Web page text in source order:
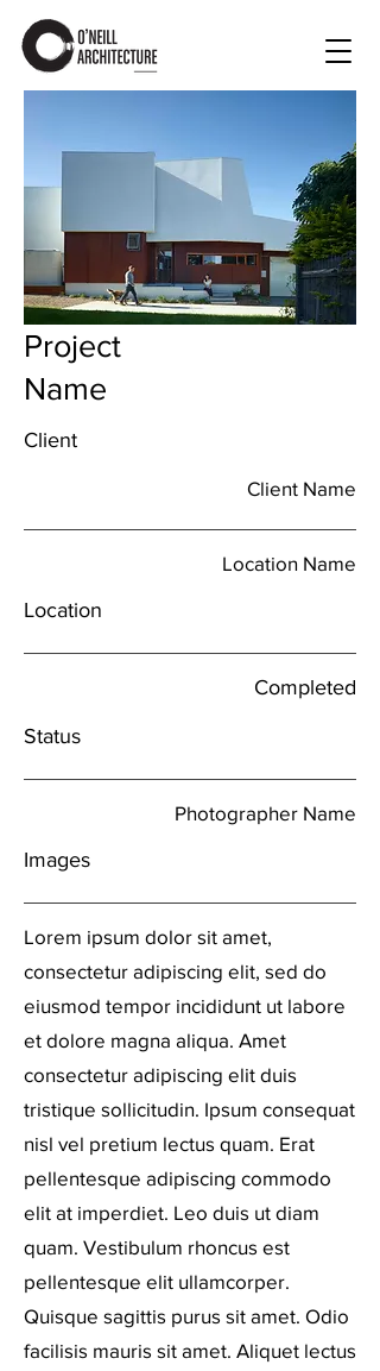
Project
Name
Client
Client Name
Location Name
Location
Completed
Status
Photographer Name
Images
Lorem ipsum dolor sit amet,
consectetur adipiscing elit, sed do
eiusmod tempor incididunt ut labore
et dolore magna aliqua. Amet
consectetur adipiscing elit duis
tristique sollicitudin. Ipsum consequat
nisl vel pretium lectus quam. Erat
pellentesque adipiscing commodo
elit at imperdiet. Leo duis ut diam
quam. Vestibulum rhoncus est
pellentesque elit ullamcorper.
Quisque sagittis purus sit amet. Odio
facilisis mauris sit amet. Aliquet lectus